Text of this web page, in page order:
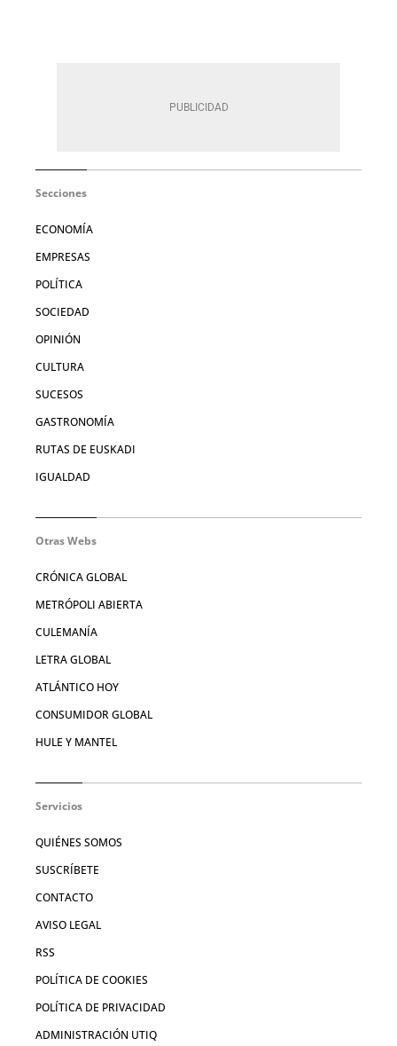
Secciones
ECONOMÍA
EMPRESAS
POLÍTICA
SOCIEDAD
OPINIÓN
CULTURA
SUCESOS
GASTRONOMÍA
RUTAS DE EUSKADI
IGUALDAD
Otras Webs
CRÓNICA GLOBAL
METRÓPOLI ABIERTA
CULEMANÍA
LETRA GLOBAL
ATLÁNTICO HOY
CONSUMIDOR GLOBAL
HULE Y MANTEL
Servicios
QUIÉNES SOMOS
SUSCRÍBETE
CONTACTO
AVISO LEGAL
RSS
POLÍTICA DE COOKIES
POLÍTICA DE PRIVACIDAD
ADMINISTRACIÓN UTIQ